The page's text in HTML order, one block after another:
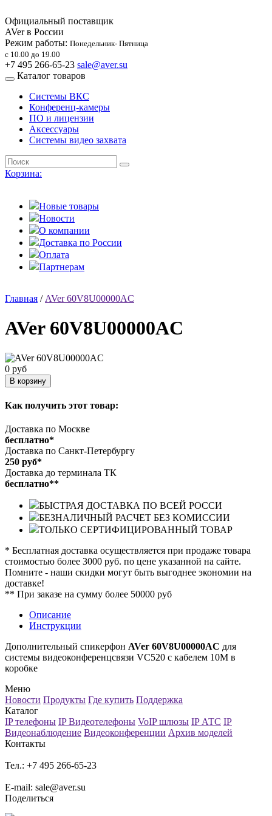
Официальный поставщик
AVer в России
Режим работы: Понедельник- Пятница
с 10.00 до 19.00
+7 495 266-65-23 sale@aver.su
Каталог товаров
Системы ВКС
Конференц-камеры
ПО и лицензии
Аксессуары
Системы видео захвата
Корзина:
Новые товары
Новости
О компании
Доставка по России
Оплата
Партнерам
Главная / AVer 60V8U00000AC
AVer 60V8U00000AC
0 руб
Как получить этот товар:
Доставка по Москве
бесплатно*
Доставка по Санкт-Петербургу
250 руб*
Доставка до терминала ТК
бесплатно**
БЫСТРАЯ ДОСТАВКА ПО ВСЕЙ РОССИ
БЕЗНАЛИЧНЫЙ РАСЧЕТ БЕЗ КОМИССИИ
ТОЛЬКО СЕРТИФИЦИРОВАННЫЙ ТОВАР
* Бесплатная доставка осуществляется при продаже товара
стоимостью более 3000 руб. по цене указанной на сайте.
Помните - наши скидки могут быть выгоднее экономии на
доставке!
** При заказе на сумму более 50000 руб
Описание
Инструкции
Дополнительный спикерфон AVer 60V8U00000AC для
системы видеоконференцсвязи VC520 с кабелем 10М в
коробке
Меню
Новости Продукты Где купить Поддержка
Каталог
IP телефоны IP Видеотелефоны VoIP шлюзы IP АТС IP
Видеонаблюдение Видеоконференции Архив моделей
Контакты
Тел.: +7 495 266-65-23
E-mail: sale@aver.su
Поделиться